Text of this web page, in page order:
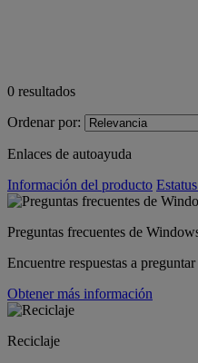
0 resultados
Ordenar por:
Enlaces de autoayuda
Información del producto
Preguntas frecuentes de
Encuentre respuestas a
Obtener más información
Reciclaje